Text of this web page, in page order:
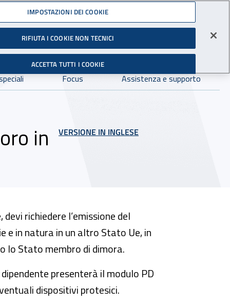
Infortuni sul Lavoro
Facebook - Sito esterno - Apertura in nuova finestra
X- Sito esterno - Apertura in nuova finestra
Instagram - Sito esterno - Apertura in
Linkedin - Sito esterno -
Youtube - Sito esterno -
Tiktok - SitoSpreaker -
Dove cercare:
Focus Assistenza e supporto
in VERSIONE IN INGLESE
richiedere l’emissione del
in natura in un altro Stato Ue, in
lo Stato membro di dimora.
presenterà il modulo PD
dispositivi protesici.
IMPOSTAZIONI DEI COOKIE
RIFIUTA I COOKIE NON TECNICI
ACCETTA TUTTI I COOKIE